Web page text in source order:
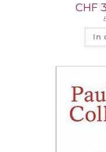
CHF
In